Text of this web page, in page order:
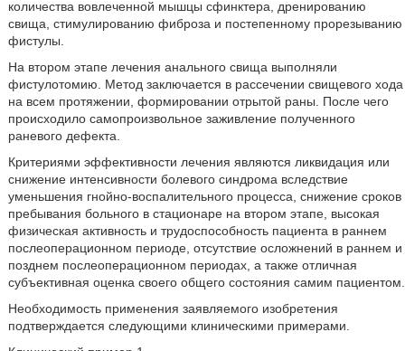
количества вовлеченной мышцы сфинктера, дренированию
свища, стимулированию фиброза и постепенному прорезыванию
фистулы.
На втором этапе лечения анального свища выполняли
фистулотомию. Метод заключается в рассечении свищевого хода
на всем протяжении, формировании отрытой раны. После чего
происходило самопроизвольное заживление полученного
раневого дефекта.
Критериями эффективности лечения являются ликвидация или
снижение интенсивности болевого синдрома вследствие
уменьшения гнойно-воспалительного процесса, снижение сроков
пребывания больного в стационаре на втором этапе, высокая
физическая активность и трудоспособность пациента в раннем
послеоперационном периоде, отсутствие осложнений в раннем и
позднем послеоперационном периодах, а также отличная
субъективная оценка своего общего состояния самим пациентом.
Необходимость применения заявляемого изобретения
подтверждается следующими клиническими примерами.